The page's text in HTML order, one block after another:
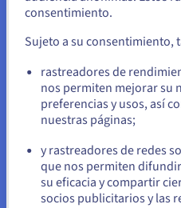
almacenamiento externo y la
servidor desde el área de
datos críticos están
Si quiere hacer un pedido
el sitio web adecuado y crear una
us.ovhcloud.com/vps
Permanezca en el sitio
consentimiento.
Sujeto a su consentimiento,
rastreadores de
nos permiten mejorar su
preferencias y usos, así
nuestras páginas;
y rastreadores de redes
que nos permiten
su eficacia y compartir
socios publicitarios y las